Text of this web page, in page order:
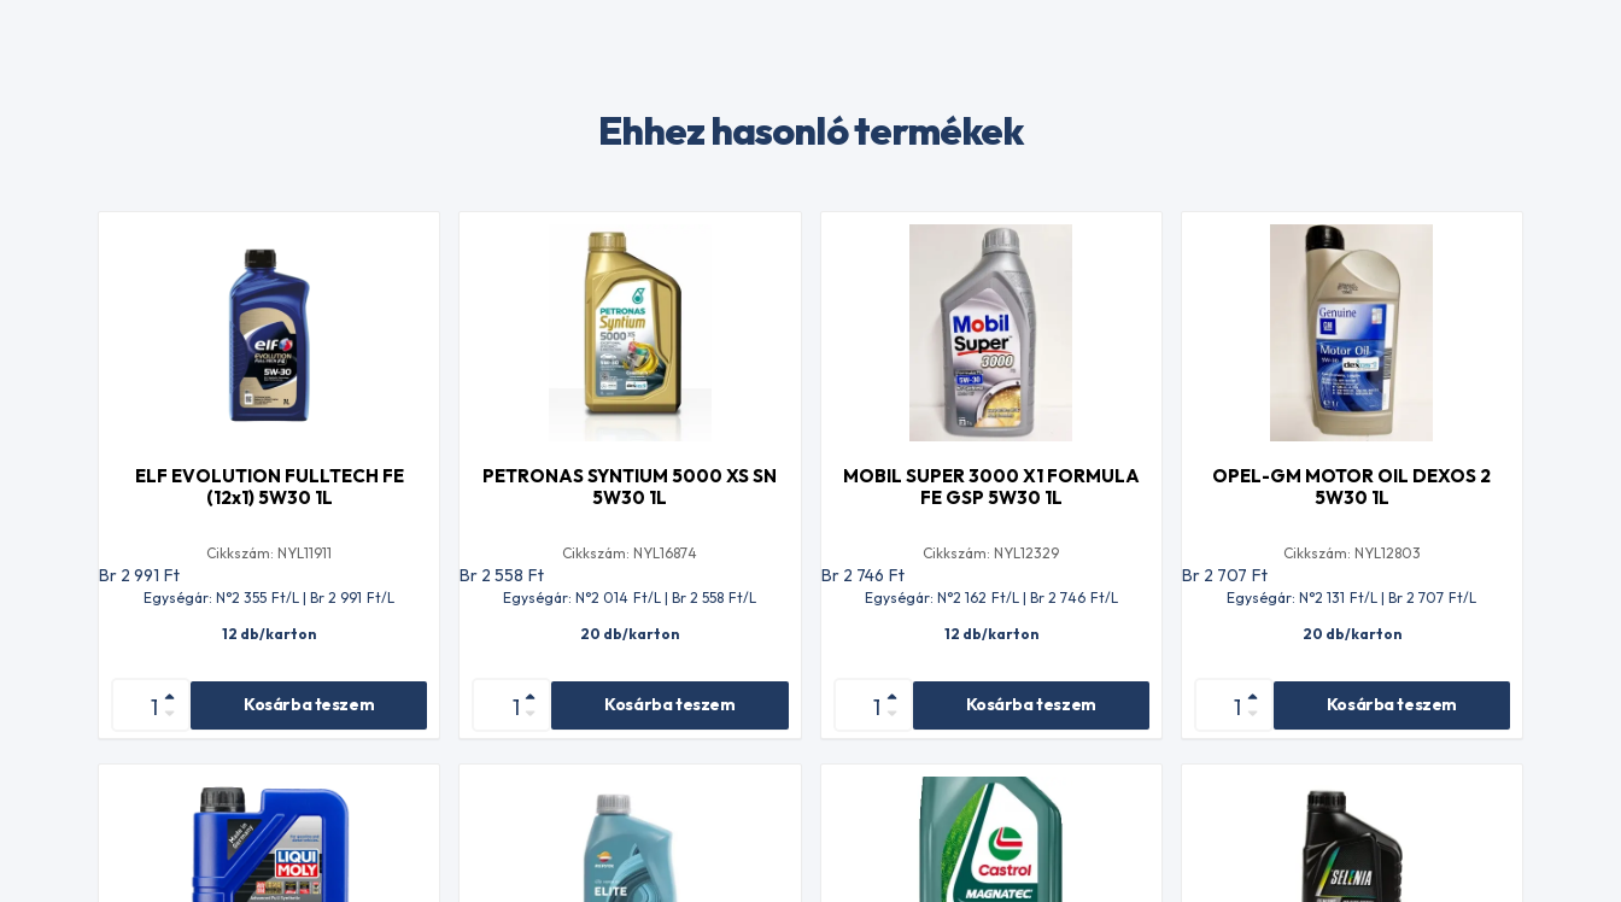
Ehhez hasonló termékek
ELF EVOLUTION FULLTECH FE
(12x1) 5W30 1L
Cikkszám: NYL11911
Br 2 991 Ft
Egységár: N°2 355 Ft/L | Br 2 991 Ft/L
12 db/karton
Kosárba teszem
PETRONAS SYNTIUM 5000 XS SN
5W30 1L
Cikkszám: NYL16874
Br 2 558 Ft
Egységár: N°2 014 Ft/L | Br 2 558 Ft/L
20 db/karton
Kosárba teszem
MOBIL SUPER 3000 X1 FORMULA
FE GSP 5W30 1L
Cikkszám: NYL12329
Br 2 746 Ft
Egységár: N°2 162 Ft/L | Br 2 746 Ft/L
12 db/karton
Kosárba teszem
OPEL-GM MOTOR OIL DEXOS 2
5W30 1L
Cikkszám: NYL12803
Br 2 707 Ft
Egységár: N°2 131 Ft/L | Br 2 707 Ft/L
20 db/karton
Kosárba teszem